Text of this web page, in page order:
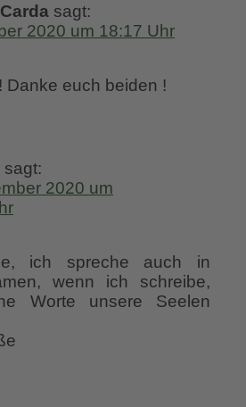
sagt:
2020 um 18:17 Uhr
Danke euch beiden !
sagt:
2020 um
ich spreche auch in
wenn ich schreibe,
Worte unsere Seelen